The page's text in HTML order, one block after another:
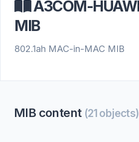
A3COM-
MIB
802.1ah MAC-in-MAC MIB
MIB content (21 objects)